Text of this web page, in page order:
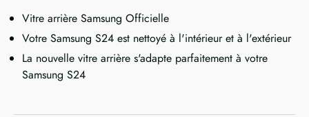
Vitre arrière Samsung Officielle
Votre Samsung S24 est nettoyé à l'intérieur et à l'extérieur
La nouvelle vitre arrière s'adapte parfaitement à votre
Samsung S24